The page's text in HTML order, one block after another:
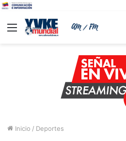
Menu
Inicio / Deportes